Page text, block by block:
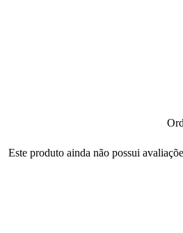
Este produto ainda não possui